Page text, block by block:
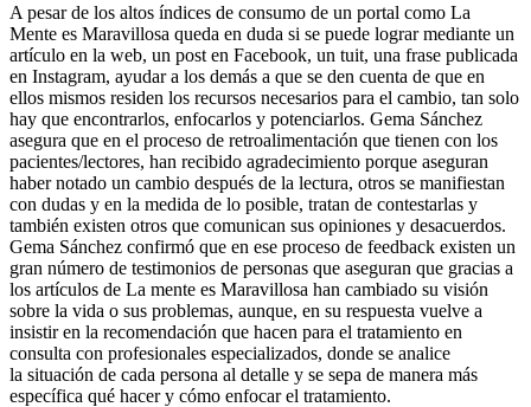
A pesar de los altos índices de consumo de un portal como La
Mente es Maravillosa queda en duda si se puede lograr mediante un
artículo en la web, un post en Facebook, un tuit, una frase publicada
en Instagram, ayudar a los demás a que se den cuenta de que en
ellos mismos residen los recursos necesarios para el cambio, tan solo
hay que encontrarlos, enfocarlos y potenciarlos. Gema Sánchez
asegura que en el proceso de retroalimentación que tienen con los
pacientes/lectores, han recibido agradecimiento porque aseguran
haber notado un cambio después de la lectura, otros se manifiestan
con dudas y en la medida de lo posible, tratan de contestarlas y
también existen otros que comunican sus opiniones y desacuerdos.
Gema Sánchez confirmó que en ese proceso de feedback existen un
gran número de testimonios de personas que aseguran que gracias a
los artículos de La mente es Maravillosa han cambiado su visión
sobre la vida o sus problemas, aunque, en su respuesta vuelve a
insistir en la recomendación que hacen para el tratamiento en
consulta con profesionales especializados, donde se analice
la situación de cada persona al detalle y se sepa de manera más
específica qué hacer y cómo enfocar el tratamiento.